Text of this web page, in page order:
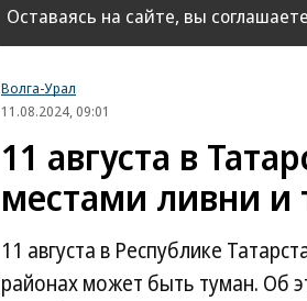
Оставаясь на сайте, вы
Волга-Урал
11.08.2024, 09:01
11 августа в
местами ливни и
11 августа в Республике
районах может быть туман. Об